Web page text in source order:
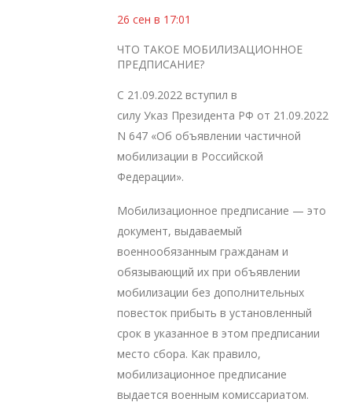
26 сен в 17:01
ЧТО ТАКОЕ МОБИЛИЗАЦИОННОЕ
ПРЕДПИСАНИЕ?
С 21.09.2022 вступил в
силу Указ Президента РФ от 21.09.2022
N 647 «Об объявлении частичной
мобилизации в Российской
Федерации».
Мобилизационное предписание — это
документ, выдаваемый
военнообязанным гражданам и
обязывающий их при объявлении
мобилизации без дополнительных
повесток прибыть в установленный
срок в указанное в этом предписании
место сбора. Как правило,
мобилизационное предписание
выдается военным комиссариатом.